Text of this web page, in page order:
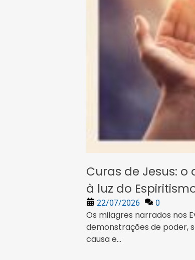
Curas de Jesus:
à luz do
22/07/2026 0
Os milagres narrados nos
demonstrações de poder,
causa e...